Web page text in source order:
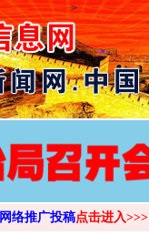
>
网络推广投稿点击进入>>>